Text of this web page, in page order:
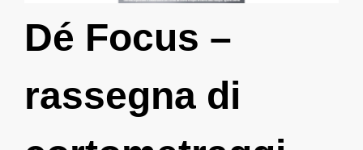
Dé Focus –
rassegna di